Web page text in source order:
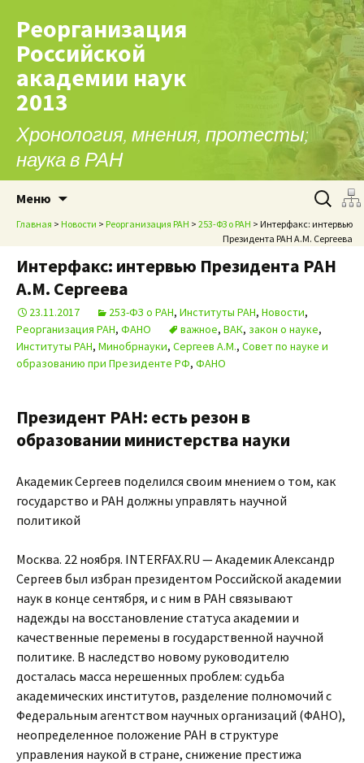
Реорганизация
Российской
академии наук
2013
Хронология, мнения, протесты;
наука в РАН
Меню Найти:
Главная > Новости > Реорганизация РАН > 253-ФЗ о РАН > Интерфакс: интервью
Президента РАН А.М. Сергеева
Интерфакс: интервью Президента РАН
А.М. Сергеева
23.11.2017 253-ФЗ о РАН, Институты РАН, Новости,
Реорганизация РАН, ФАНО важное, ВАК, закон о науке,
Институты РАН, Минобрнауки, Сергеев А.М., Совет по науке и
образованию при Президенте РФ, ФАНО
Президент РАН: есть резон в
образовании министерства науки
Академик Сергеев поделился своим мнением о том, как
государство и РАН должны управлять научной
политикой
Москва. 22 ноября. INTERFAX.RU — Академик Александр
Сергеев был избран президентом Российской академии
наук в конце сентября, и с ним в РАН связывают
надежды на восстановление статуса академии и
качественные перемены в государственной научной
политике. В наследство новому руководителю
досталась масса нерешенных проблем: судьба
академических институтов, разделение полномочий с
Федеральным агентством научных организаций (ФАНО),
неопределенное положение РАН в структуре
управления наукой в стране, снижение престижа